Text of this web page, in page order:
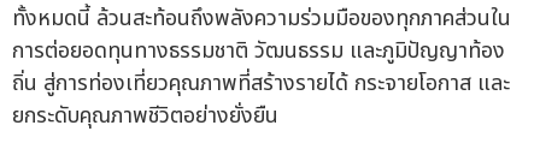
ทั้งหมดนี้ ล้วนสะท้อนถึงพลังความร่วมมือของทุกภาคส่วนใน
การต่อยอดทุนทางธรรมชาติ วัฒนธรรม และภูมิปัญญาท้อง
ถิ่น สู่การท่องเที่ยวคุณภาพที่สร้างรายได้ กระจายโอกาส และ
ยกระดับคุณภาพชีวิตอย่างยั่งยืน